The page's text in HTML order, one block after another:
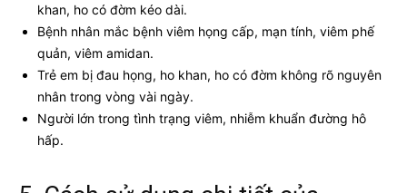
khan, ho có đờm kéo dài.
Bệnh nhân mắc bệnh viêm họng cấp, mạn tính, viêm phế
quản, viêm amidan.
Trẻ em bị đau họng, ho khan, ho có đờm không rõ nguyên
nhân trong vòng vài ngày.
Người lớn trong tình trạng viêm, nhiễm khuẩn đường hô
hấp.